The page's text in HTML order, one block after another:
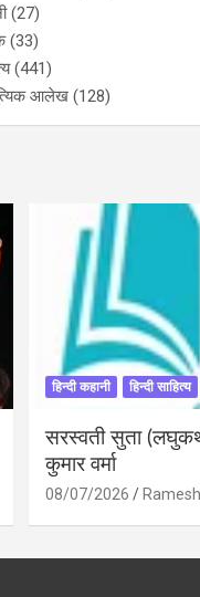
(27)
(33)
(441)
आलेख (128)
हिन्दी कहानी हिन्दी साहित्य
सरस्वती सुता
कुमार वर्मा
08/07/2026